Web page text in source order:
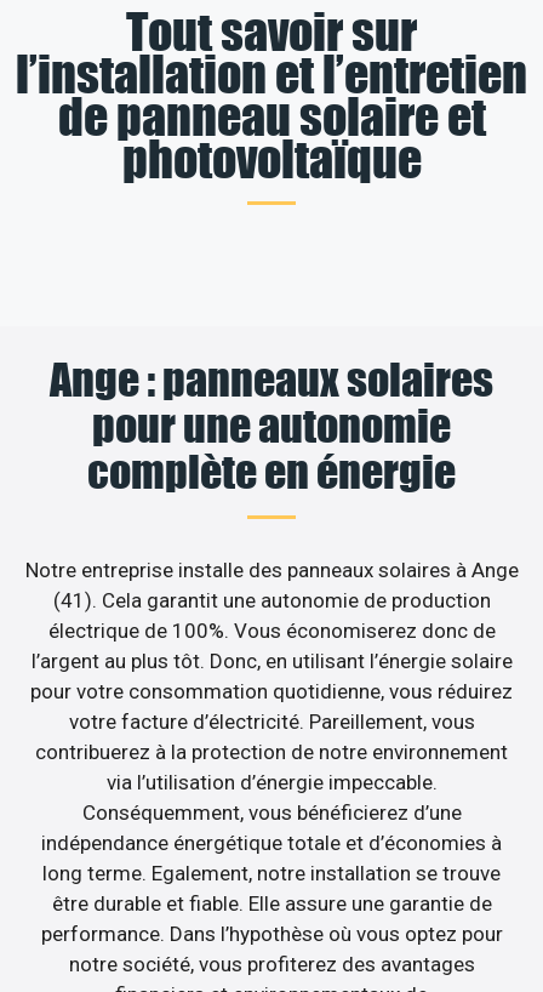
Tout savoir sur
l’installation et l’entretien
de panneau solaire et
photovoltaïque
Ange : panneaux solaires
pour une autonomie
complète en énergie
Notre entreprise installe des panneaux solaires à Ange
(41). Cela garantit une autonomie de production
électrique de 100%. Vous économiserez donc de
l’argent au plus tôt. Donc, en utilisant l’énergie solaire
pour votre consommation quotidienne, vous réduirez
votre facture d’électricité. Pareillement, vous
contribuerez à la protection de notre environnement
via l’utilisation d’énergie impeccable.
Conséquemment, vous bénéficierez d’une
indépendance énergétique totale et d’économies à
long terme. Egalement, notre installation se trouve
être durable et fiable. Elle assure une garantie de
performance. Dans l’hypothèse où vous optez pour
notre société, vous profiterez des avantages